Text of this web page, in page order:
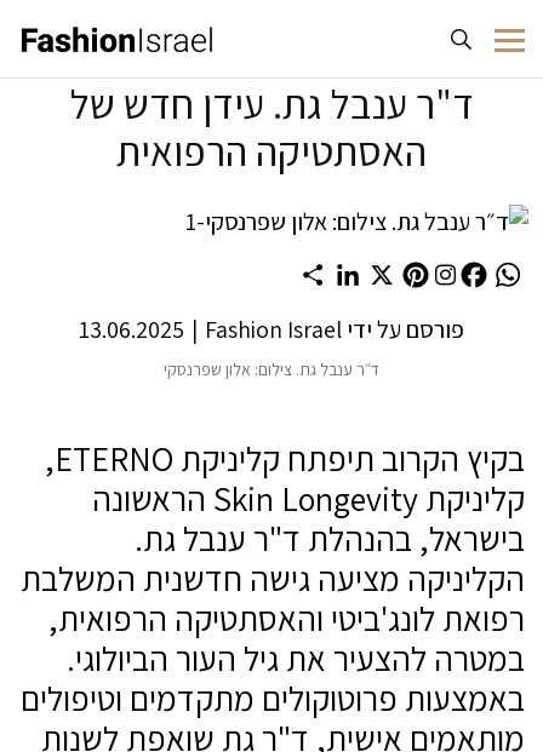
ד"ר ענבל גת. עידן חדש של
האסתטיקה הרפואית
WhatsApp
Facebook
Pinterest
X
LinkedIn
Share
פורסם על ידיFashion Israel
|
13.06.2025
ד״ר ענבל גת. צילום: אלון שפרנסקי
בקיץ הקרוב תיפתח קליניקת ETERNO,
קליניקת Skin Longevity הראשונה
בישראל, בהנהלת ד"ר ענבל גת.
הקליניקה מציעה גישה חדשנית המשלבת
רפואת לונג'ביטי והאסתטיקה הרפואית,
במטרה להצעיר את גיל העור הביולוגי.
באמצעות פרוטוקולים מתקדמים וטיפולים
מותאמים אישית, ד"ר גת שואפת לשנות